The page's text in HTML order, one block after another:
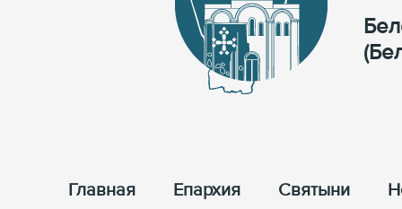
Главная Епархия Cвятыни